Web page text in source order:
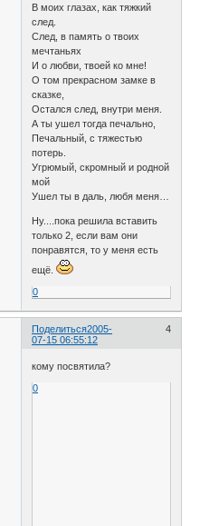
В моих глазах, как тяжкий
след.
След, в память о твоих
мечтаньях
И о любви, твоей ко мне!
О том прекрасном замке в
сказке,
Остался след, внутри меня.
А ты ушел тогда печально,
Печальный, с тяжестью
потерь.
Угрюмый, скромный и родной
мой
Ушел ты в даль, любя меня…
Ну....пока решила вставить
только 2, если вам они
понравятся, то у меня есть
ещё.
0
Поделиться 4
2005-
07-15 06:55:12
кому посвятила?
0